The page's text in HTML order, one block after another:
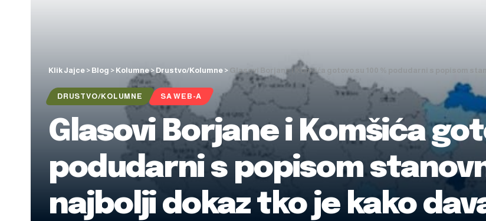
Klik Jajce > Blog > Kolumne> Drustvo/Kolumne > Glasovi Borjane i Komšića gotovo su 100 % podudarni s popisom
DRUSTVO/KOLUMNE SA WEB-A
Glasovi Borjane i Komšića
podudarni s popisom
najbolji dokaz tko je kako